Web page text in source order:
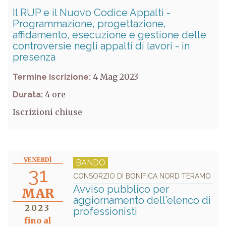
Il RUP e il Nuovo Codice Appalti -
Programmazione, progettazione,
affidamento, esecuzione e gestione delle
controversie negli appalti di lavori - in
presenza
Termine iscrizione: 4 Mag 2023
Durata: 4
Iscrizioni chiuse
VENERDÌ
31
MAR
2023
fino al
BANDO
CONSORZIO DI BONIFICA NORD TERAMO
Avviso pubblico per
aggiornamento dell'elenco di
professionisti